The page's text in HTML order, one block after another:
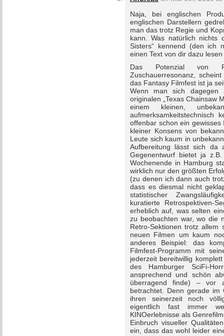
Naja, bei englischen
englischen Darstellern
man das trotz Regie und
kann. Was natürlich nichts
Sisters“ kennend (den ich
einen Text von dir dazu
Das Potenzial von
Zuschauerresonanz,
das Fantasy Filmfest ist ja
Wenn man sich dagegen
originalen „Texas Chainsaw
einem kleinen,
aufmerksamkeitstechnisch
offenbar schon ein
kleiner Konsens von
Leute sich kaum in
Aufbereitung lässt sich da
Gegenentwurf bietet ja
Wochenende in Hamburg
wirklich nur den größten
(zu denen ich dann auch
dass es diesmal nicht
statistischer
kuratierte Retrospektiven-
erheblich auf, was selten
zu beobachten war, wo die
Retro-Sektionen trotz
neuen Filmen um kaum
anderes Beispiel: das
Filmfest-Programm mit
jederzeit bereitwillig
des Hamburger SciFi-
ansprechend und schön
überragend finde) – vor
betrachtet. Denn gerade im
ihren seinerzeit noch
eigentlich fast immer
KINOerlebnisse als
Einbruch visueller
ein, dass das wohl leider